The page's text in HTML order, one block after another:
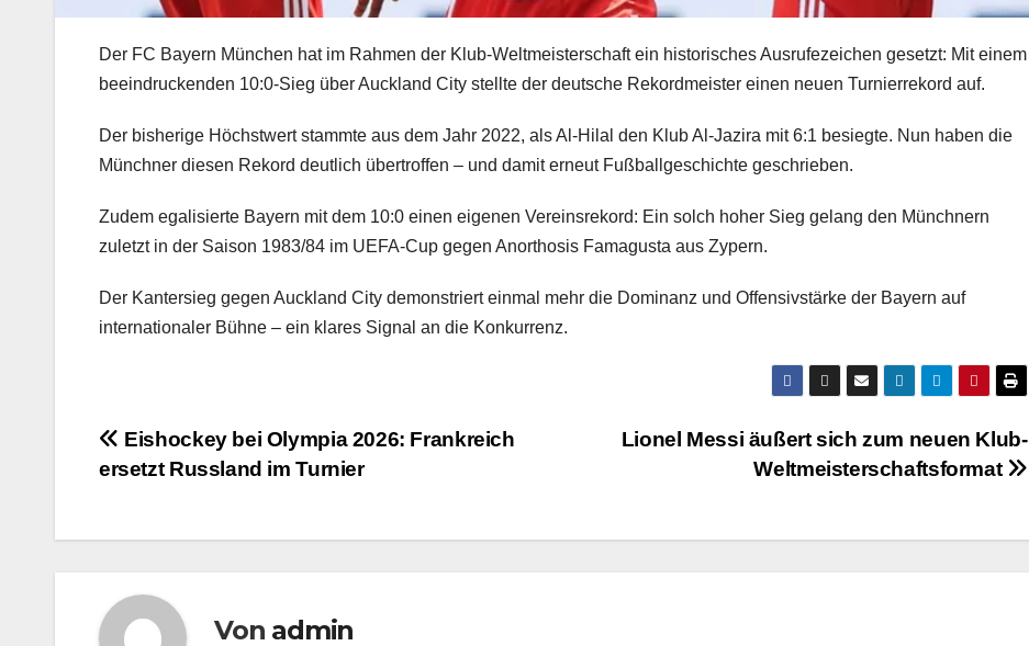
Der FC Bayern München hat im Rahmen der Klub-Weltmeisterschaft ein historisches Ausrufezeichen gesetzt: Mit einem
beeindruckenden 10:0-Sieg über Auckland City stellte der deutsche Rekordmeister einen neuen Turnierrekord auf.
Der bisherige Höchstwert stammte aus dem Jahr 2022, als Al-Hilal den Klub Al-Jazira mit 6:1 besiegte. Nun haben die
Münchner diesen Rekord deutlich übertroffen – und damit erneut Fußballgeschichte geschrieben.
Zudem egalisierte Bayern mit dem 10:0 einen eigenen Vereinsrekord: Ein solch hoher Sieg gelang den Münchnern
zuletzt in der Saison 1983/84 im UEFA-Cup gegen Anorthosis Famagusta aus Zypern.
Der Kantersieg gegen Auckland City demonstriert einmal mehr die Dominanz und Offensivstärke der Bayern auf
internationaler Bühne – ein klares Signal an die Konkurrenz.
Beitragsnavigation
Lionel Messi äußert sich zum neuen Klub-
Weltmeisterschaftsformat
Eishockey bei Olympia 2026: Frankreich
ersetzt Russland im Turnier
Von admin